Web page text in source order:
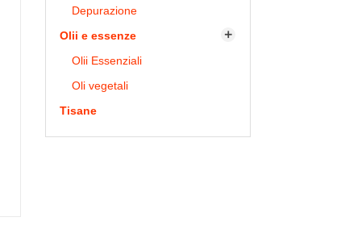
Depurazione
Olii e essenze

Olii Essenziali
Oli vegetali
Tisane